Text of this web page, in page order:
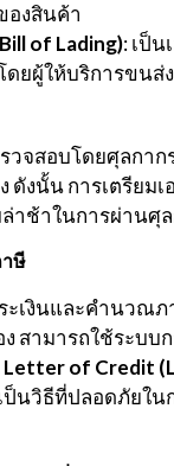
องสินค้า
of Lading): เป็น
ยผู้ให้บริการขนส่ง
จสอบโดยศุลกาก
ดังนั้น การเตรียมเ
าช้าในการผ่านศุ
าษี
ะเงินและคำนวณภ
สามารถใช้ระบบ
Letter of Credit
ป็นวิธีที่ปลอดภัยใน